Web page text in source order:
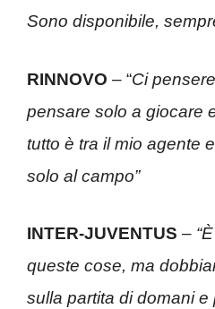
Sono disponibile,
RINNOVO – “Ci
pensare solo a giocare
tutto è tra il mio agente
solo al campo”
INTER-JUVENTUS –
queste cose, ma
sulla partita di domani